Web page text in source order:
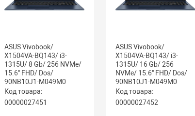
ASUS Vivobook/
X1504VA-BQ143/ i3-
1315U/ 8 Gb/ 256 NVMe/
15.6" FHD/ Dos/
90NB10J1-M049M0
Код товара:
00000027451
ASUS Vivobook/
X1504VA-BQ143/ i3-
1315U/ 16 Gb/ 256
NVMe/ 15.6" FHD/ Dos/
90NB10J1-M049M0
Код товара:
00000027452